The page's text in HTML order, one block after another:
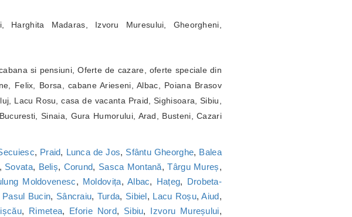
Harghita Madaras, Izvoru Muresului, Gheorgheni,
si pensiuni, Oferte de cazare, oferte speciale din
Felix, Borsa, cabane Arieseni, Albac, Poiana Brasov
Lacu Rosu, casa de vacanta Praid, Sighisoara, Sibiu,
Sinaia, Gura Humorului, Arad, Busteni, Cazari
, Praid, Lunca de Jos, Sfântu Gheorghe, Balea
, Sovata, Beliș, Corund, Sasca Montană,Târgu Mureș,
Moldovenesc, Moldovița, Albac, Hațeg, Drobeta-
Pasul Bucin, Sâncraiu, Turda, Sibiel, Lacu Roșu,Aiud,
, Rimetea, Eforie Nord, Sibiu, Izvoru Mureșului,